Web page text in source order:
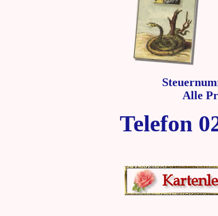
Alle
Telefon